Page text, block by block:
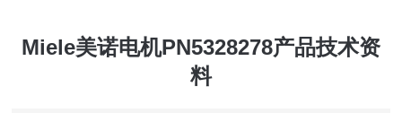
Miele美诺电机PN5328278产品技术资
料